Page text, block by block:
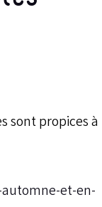
sont propices à
et-en-